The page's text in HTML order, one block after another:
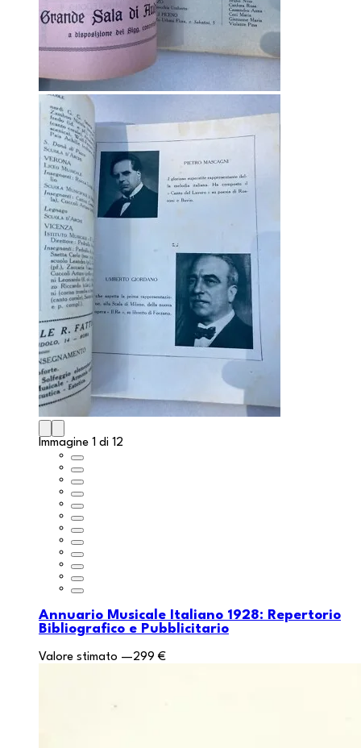
Immagine 1 di 12
Annuario Musicale Italiano 1928: Repertorio
Bibliografico e Pubblicitario
Valore stimato —299 €